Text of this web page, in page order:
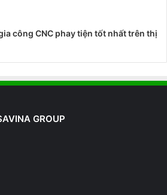
công CNC phay tiện tốt nhất trên thị
GROUP